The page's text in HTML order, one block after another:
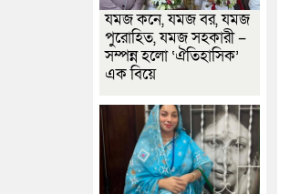
যমজ কনে, যমজ বর, যমজ
পুরোহিত, যমজ সহকারী –
সম্পন্ন হলো ‘ঐতিহাসিক’
এক বিয়ে